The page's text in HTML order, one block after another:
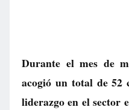
Durante el mes de
acogió un total de 52
liderazgo en el sector